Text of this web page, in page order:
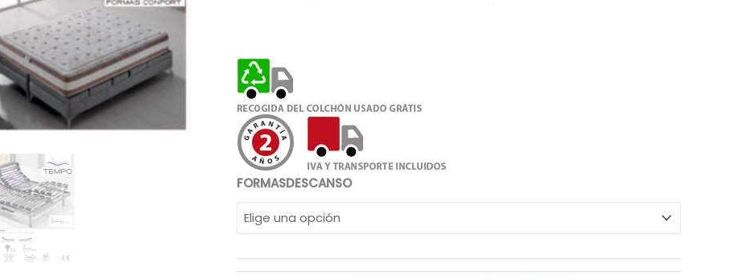
FORMASDESCANSO